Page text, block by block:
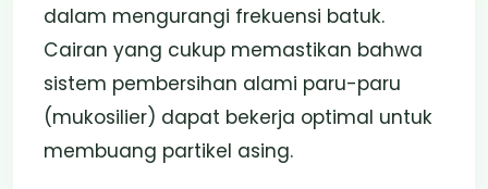
dalam mengurangi frekuensi batuk.
Cairan yang cukup memastikan bahwa
sistem pembersihan alami paru-paru
(mukosilier) dapat bekerja optimal untuk
membuang partikel asing.